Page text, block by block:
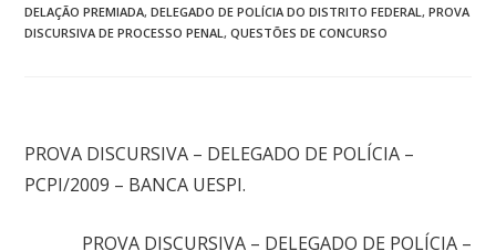
DELAÇÃO PREMIADA, DELEGADO DE POLÍCIA DO DISTRITO FEDERAL , PROVA
DISCURSIVA DE PROCESSO PENAL , QUESTÕES DE CONCURSO
PROVA DISCURSIVA – DELEGADO DE POLÍCIA –
PCPI/2009 – BANCA UESPI.
PROVA DISCURSIVA – DELEGADO DE POLÍCIA –